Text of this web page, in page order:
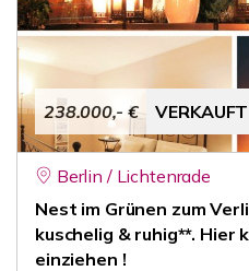
238.000,- € VERKAUFT
Berlin / Lichtenrade
Nest im Grünen zum
kuschelig & ruhig**. Hier
einziehen !